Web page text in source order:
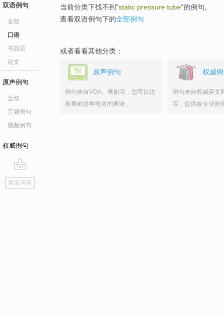
双语例句
全部
口语
书面语
论文
原声例句
全部
音频例句
视频例句
权威例句
go
top
返回词典
当前分类下找不到"static pressure tube"的例句。
查看双语例句下的全部例句
或者看看其他分类：
原声例句
例句来自VOA、美剧等，您可以边
看美剧边学地道的美语。
权威
例句来自权威英文
等，提供最专业的